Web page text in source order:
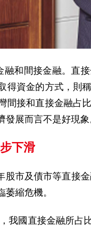
融和間接金融。直
得資金的方式，則
間接和直接金融占
展而言不是好現象
步下滑
股市及債市等直接
縮危機。
我國直接金融所占